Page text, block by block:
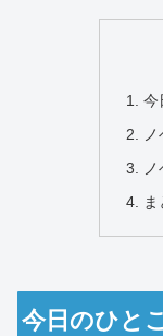
今
今日のひと